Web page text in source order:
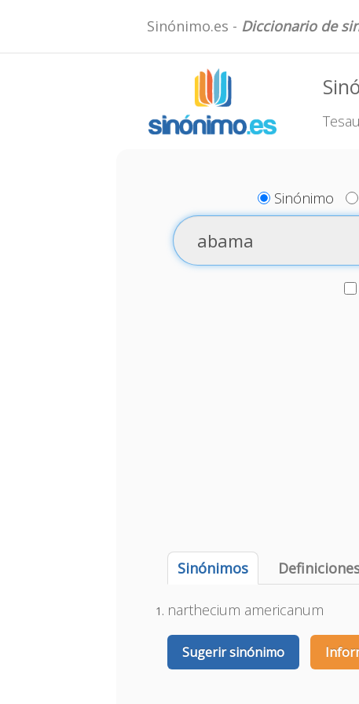
Sinónimo.es - Diccionario de
Sinónimo
Sinónimos
narthecium americanum
Sugerir sinónimo